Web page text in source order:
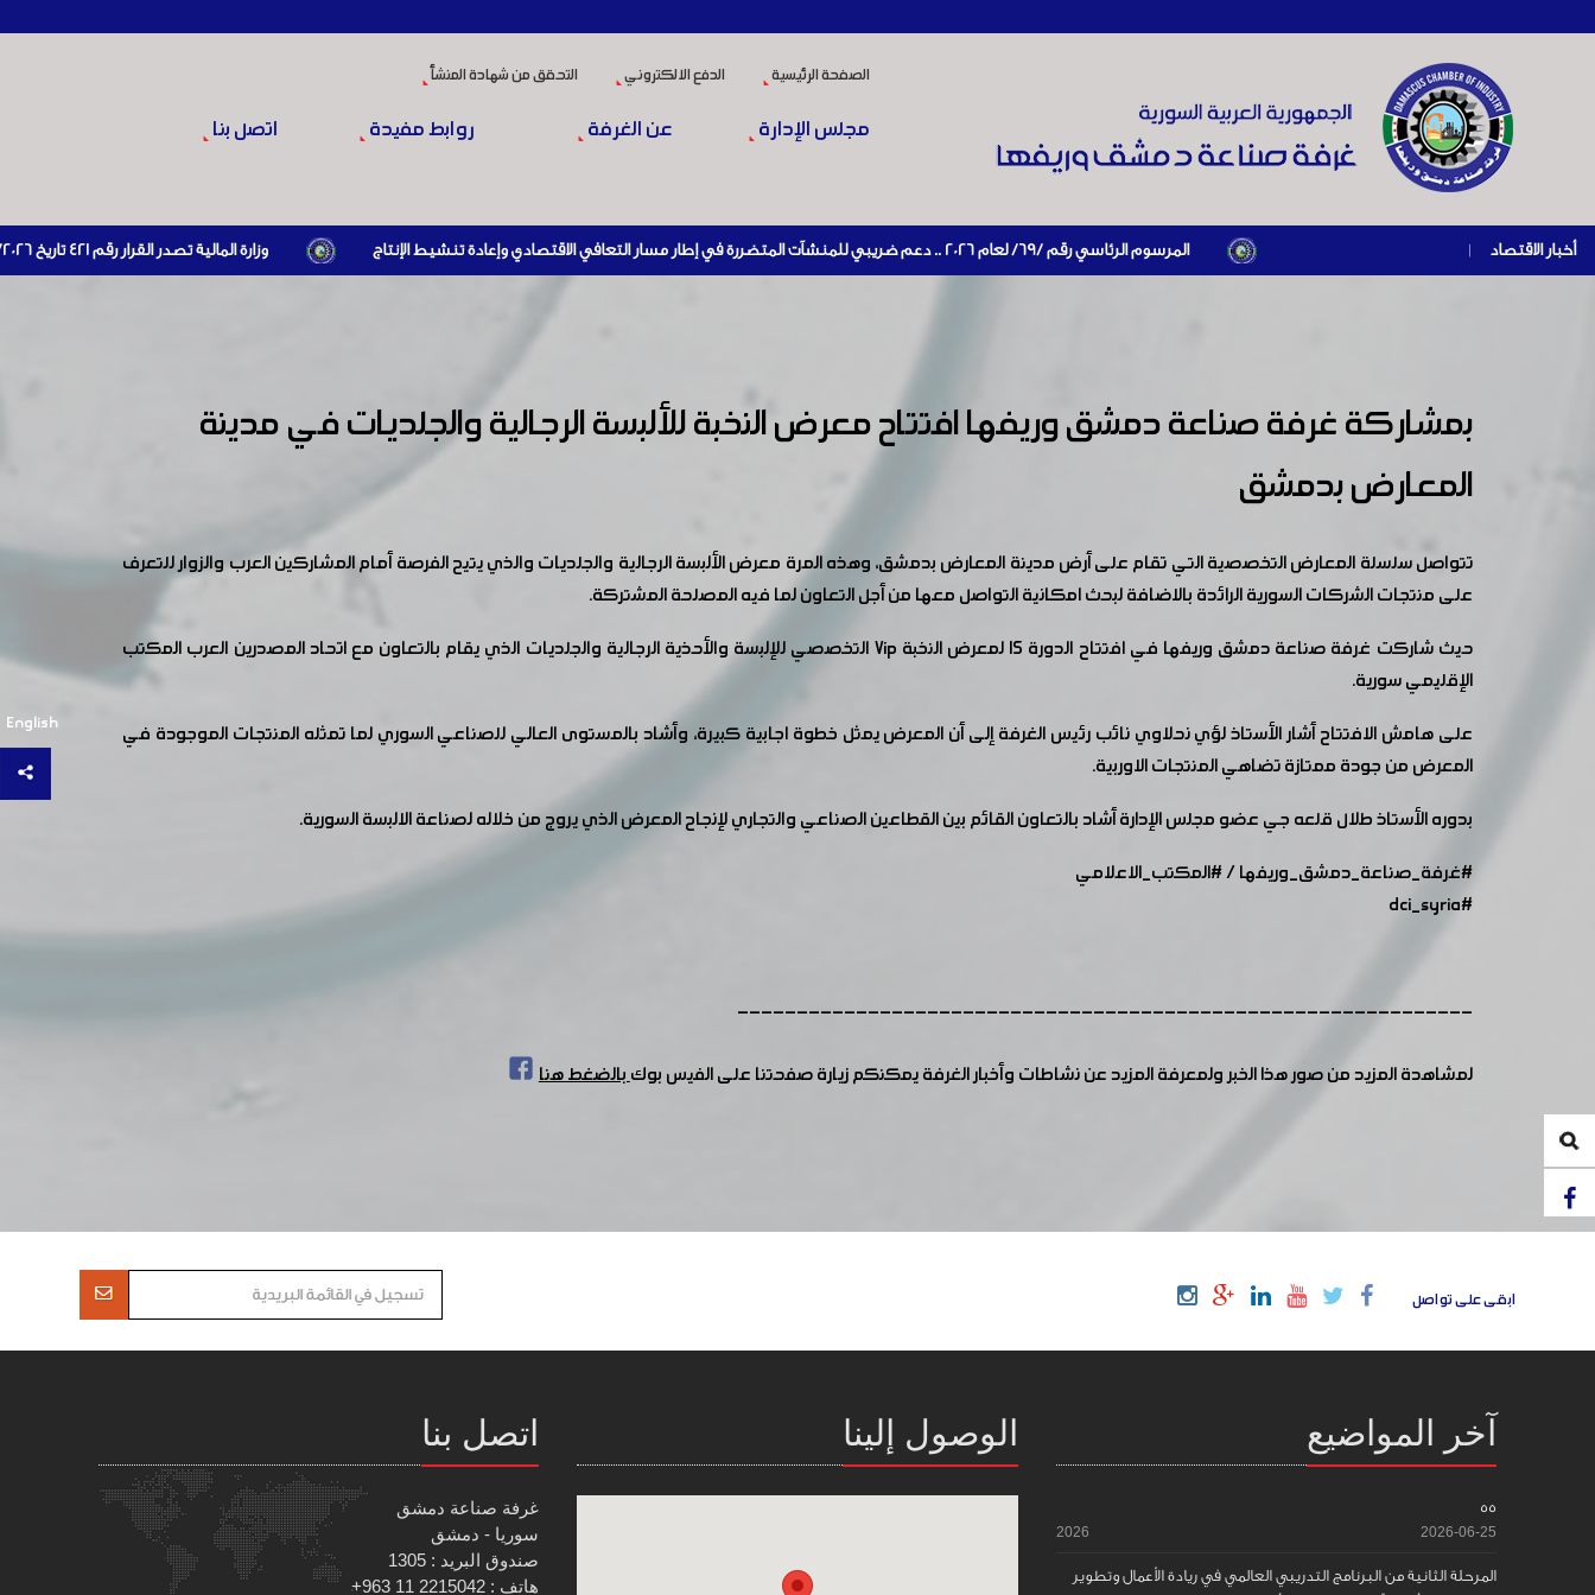
الصفحة الرئيسية الدفع الالكتروني التحقق من شهادة المنشأ
مجلس الإدارة عن الغرفة روابط مفيدة اتصل بنا
أخبار الاقتصاد | المرسوم الرئاسي رقم /69/ لعام 2026 .. دعم ضريبي للمنشآت المتضررة في إطار مسار التعافي الاقتصادي وإعادة تنشيط الإنتاج وزارة المالية تصدر القرار رقم 421 تاريخ 24/3/2026 المتضمن الزام المستوردين بإبراز براءة ذمة مالية سارية صادرة عن الهيئة العامة للضرائب والرسوم أو مديرياتها عند القيام بعمليات الاستيراد
English
بمشاركة غرفة صناعة دمشق وريفها افتتاح معرض النخبة للألبسة الرجالية والجلديات في مدينة
المعارض بدمشق
تتواصل سلسلة المعارض التخصصية التي تقام على أرض مدينة المعارض بدمشق، وهذه المرة معرض الألبسة الرجالية والجلديات والذي يتيح الفرصة أمام المشاركين العرب والزوار للتعرف
على منتجات الشركات السورية الرائدة بالاضافة لبحث امكانية التواصل معها من أجل التعاون لما فيه المصلحة المشتركة.
حيث شاركت غرفة صناعة دمشق وريفها في افتتاح الدورة 15 لمعرض النخبة Vip التخصصي للإلبسة والأحذية الرجالية والجلديات الذي يقام بالتعاون مع اتحاد المصدرين العرب المكتب
الإقليمي سورية.
على هامش الافتتاح أشار الأستاذ لؤي نحلاوي نائب رئيس الغرفة إلى أن المعرض يمثل خطوة اجابية كبيرة، وأشاد بالمستوى العالي للصناعي السوري لما تمثله المنتجات الموجودة في
المعرض من جودة ممتازة تضاهي المنتجات الاوربية.
بدوره الأستاذ طلال قلعه جي عضو مجلس الإدارة أشاد بالتعاون القائم بين القطاعين الصناعي والتجاري لإنجاح المعرض الذي يروج من خلاله لصناعة الالبسة السورية.
#غرفة_صناعة_دمشق_وريفها/#المكتب_الاعلامي
#dci_syria
--------------------------------------------------------------
لمشاهدة المزيد من صور هذا الخبر ولمعرفة المزيد عن نشاطات وأخبار الغرفة يمكنكم زيارة صفحتنا على الفيس بوكبالضغط هنا
ابقى على تواصل
آخر المواضيع
55
2026-06-25
2026
المرحلة الثانية من البرنامج التدريبي العالمي في ريادة الأعمال وتطوير
الوصول إلينا اتصل بنا
غرفة صناعة دمشق
سوريا - دمشق
صندوق البريد : 1305
هاتف : 2215042 11 963+